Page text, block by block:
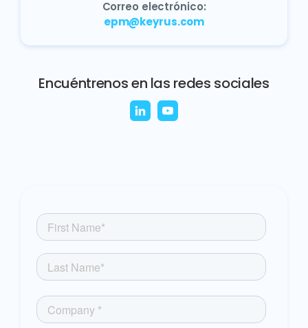
Correo electrónico:
epm@keyrus.com
Encuéntrenos en las redes sociales